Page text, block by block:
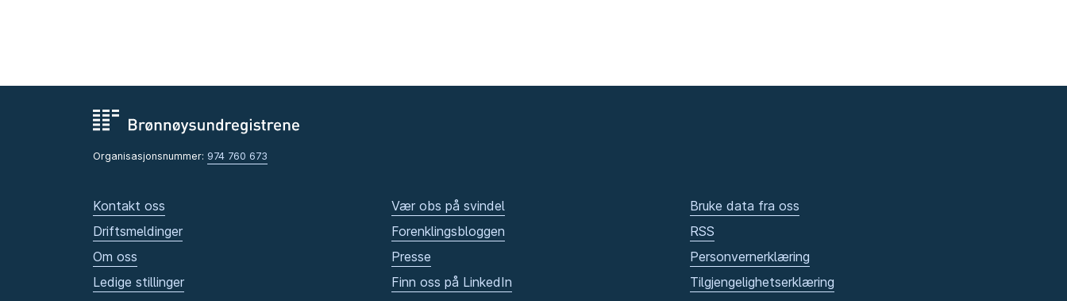
Organisasjonsnummer: 974 760 673
Kontakt oss
Driftsmeldinger
Om oss
Ledige stillinger
Vær obs på svindel
Forenklingsbloggen
Presse
Finn oss på LinkedIn
Bruke data fra oss
RSS
Personvernerklæring
Tilgjengelighetserklæring